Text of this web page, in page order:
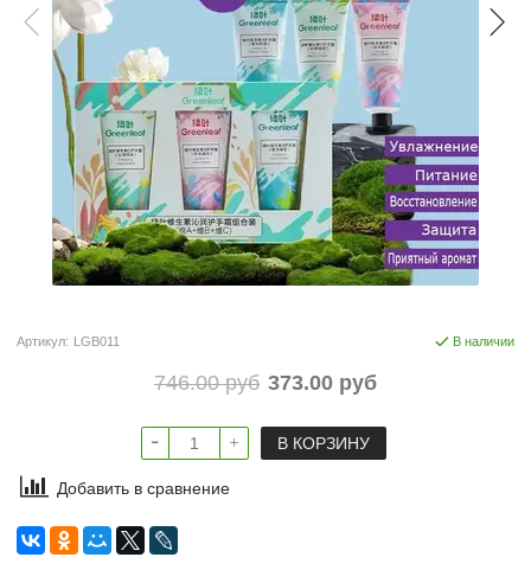
Артикул: LGB011 В наличии
746.00 руб 373.00 руб
В КОРЗИНУ
Добавить в сравнение